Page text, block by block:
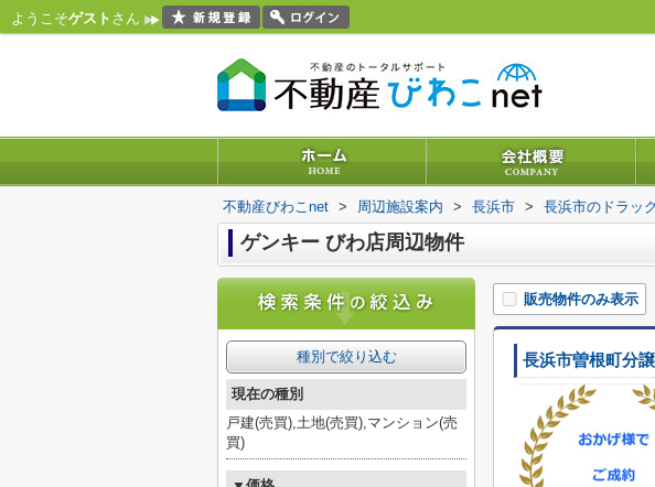
ようこそゲスト さん
不動産びわこnet > 周辺施設案内 > 長浜市 > 長浜市のドラッ
ゲンキー びわ店周辺物件
販売物件のみ表示
長浜市曽根町分
種別で絞り込む
現在の種別
戸建(売買),土地(売買),マンション(売
買)